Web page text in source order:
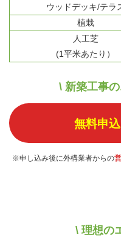
ウッドデッキ/テラ
植栽
人工芝
(1平米あたり）
\ 新築工事
無料申込
※申し込み後に外構業者からの
\ 理想の